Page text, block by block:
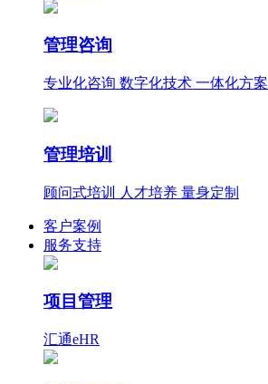
管理咨询
专业化咨询 数字化技术 一体化方案
管理培训
顾问式培训 人才培养 量身定制
客户案例
服务支持
项目管理
汇通eHR